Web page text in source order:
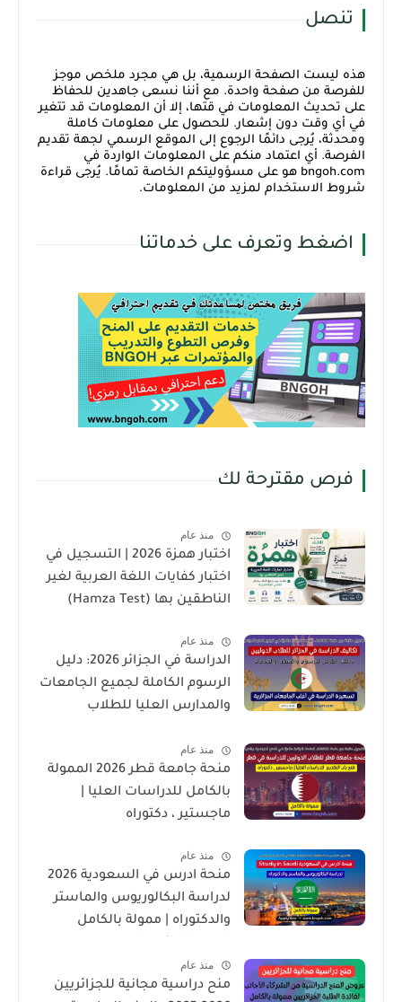
تنصل
هذه ليست الصفحة الرسمية، بل هي مجرد ملخص موجز
للفرصة من صفحة واحدة. مع أننا نسعى جاهدين للحفاظ
على تحديث المعلومات في قتها، إلا أن المعلومات قد تتغير
في أي وقت دون إشعار. للحصول على معلومات كاملة
ومحدثة، يُرجى دائمًا الرجوع إلى الموقع الرسمي لجهة تقديم
الفرصة. أي اعتماد منكم على المعلومات الواردة في
bngoh.com هو على مسؤوليتكم الخاصة تمامًا. يُرجى قراءة
شروط الاستخدام لمزيد من المعلومات.
اضغط وتعرف على خدماتنا
فرص مقترحة لك
منذ عام
اختبار همزة 2026 | التسجيل في
اختبار كفايات اللغة العربية لغير
الناطقين بها (Hamza Test)
منذ عام
الدراسة في الجزائر 2026: دليل
الرسوم الكاملة لجميع الجامعات
والمدارس العليا للطلاب
منذ عام
منحة جامعة قطر 2026 الممولة
بالكامل للدراسات العليا |
ماجستير ، دكتوراه
منذ عام
منحة ادرس في السعودية 2026
لدراسة البكالوريوس والماستر
والدكتوراه | ممولة بالكامل
منذ عام
منح دراسية مجانية للجزائريين